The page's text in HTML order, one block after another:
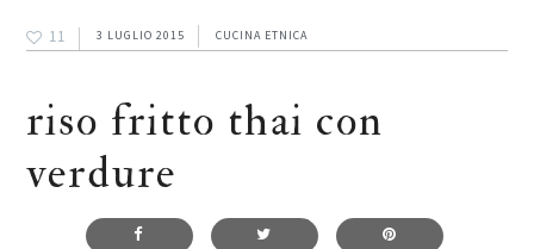
11 3 LUGLIO 2015 CUCINA ETNICA
riso fritto thai con
verdure